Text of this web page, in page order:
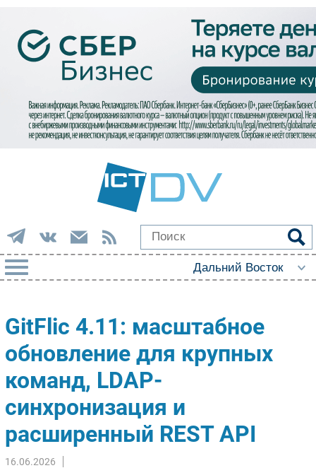
Импорто­замещение
Автоматизация Промышленности
Интернет
Мобильная связь
Фиксированная связь
Интеграция
Рынок ПК
GitFlic 4.11: масштабное
обновление для крупных
команд, LDAP-
синхронизация и
расширенный REST API
16.06.2026